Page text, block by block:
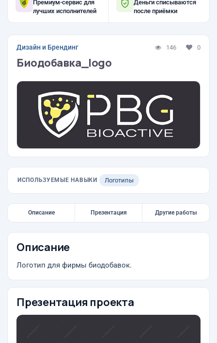
Премиум-сервис для
лучших исполнителей
Деньги списываются
после приёмки
Дизайн и Брендинг 146 0
Биодобавка_logo
ИСПОЛЬЗУЕМЫЕ НАВЫКИ Логотипы
Описание Презентация Другие работы
Описание
Логотип для фирмы биодобавок.
Презентация проекта